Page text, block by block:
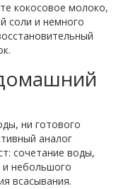
кокосовое молоко,
соли и немного
ни готового
аналог
сочетание воды,
и небольшого
всасывания.